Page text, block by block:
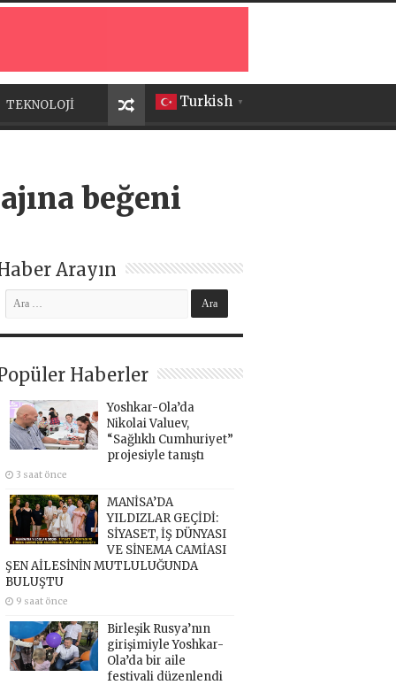
Turkish ▼
TEKNOLOJİ
beğeni
Arayın
Haberler
Yoshkar-Ola’da
Nikolai Valuev,
“Sağlıklı Cumhuriyet”
projesiyle tanıştı
3 saat önce
MANİSA’DA
YILDIZLAR GEÇİDİ:
SİYASET, İŞ DÜNYASI
VE SİNEMA CAMİASI
ŞEN AİLESİNİN MUTLULUĞUNDA
BULUŞTU
9 saat önce
Birleşik Rusya’nın
girişimiyle Yoshkar-
Ola’da bir aile
festivali düzenlendi